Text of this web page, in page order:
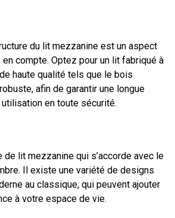
du lit mezzanine est un aspect
compte. Optez pour un lit fabriqué à
haute qualité tels que le bois
afin de garantir une longue
en toute sécurité.
lit mezzanine qui s’accorde avec le
Il existe une variété de designs
au classique, qui peuvent ajouter
à votre espace de vie.